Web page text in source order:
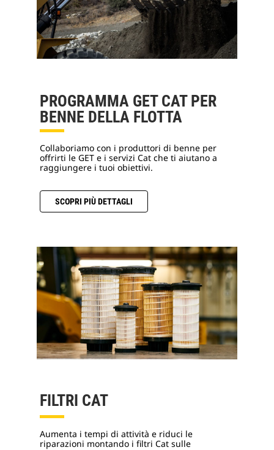
PROGRAMMA GET CAT PER
BENNE DELLA FLOTTA
Collaboriamo con i produttori di benne per
offrirti le GET e i servizi Cat che ti aiutano a
raggiungere i tuoi obiettivi.
SCOPRI PIÙ DETTAGLI
FILTRI CAT
Aumenta i tempi di attività e riduci le
riparazioni montando i filtri Cat sulle